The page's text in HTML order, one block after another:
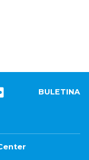
BULETINA